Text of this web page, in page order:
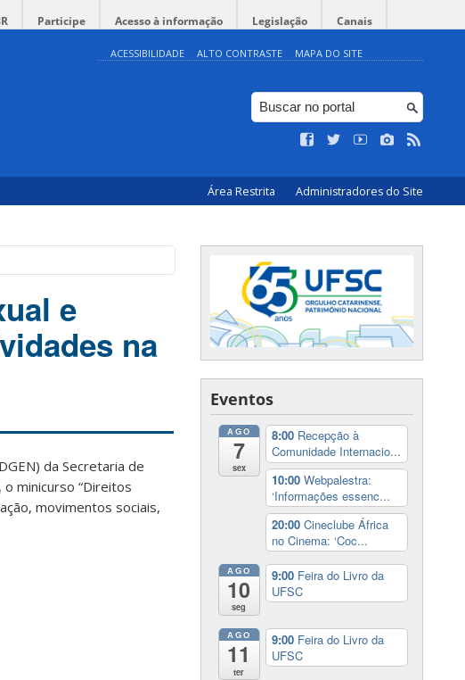
Participe Acesso à informação Legislação Canais
ACESSIBILIDADE ALTO CONTRASTE MAPA DO SITE
Área Restrita Administradores do Site
e
na
da Secretaria de
minicurso “Direitos
movimentos sociais,
Eventos
AGO
7
sex
8:00 Recepção à
Comunidade Internacio...
10:00 Webpalestra:
‘Informações essenc...
20:00 Cineclube África
no Cinema: ‘Coc...
AGO
10
seg
9:00 Feira do Livro da
UFSC
AGO
11
ter
9:00 Feira do Livro da
UFSC